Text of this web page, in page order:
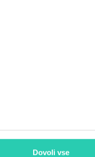
Dovoli vse